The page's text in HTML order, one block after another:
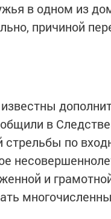
в одном из
причиной
в
стрельбы по
и